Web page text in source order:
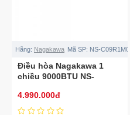
Hãng: Nagakawa Mã SP: NS-C09R1M05
Điều hòa Nagakawa 1
chiều 9000BTU NS-
4.990.000đ